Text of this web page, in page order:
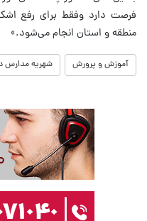
فرصت دارد وفقط برای رفع
منطقه و استان انجام می‌شود.»
آموزش و پرورش شهریه مدارس